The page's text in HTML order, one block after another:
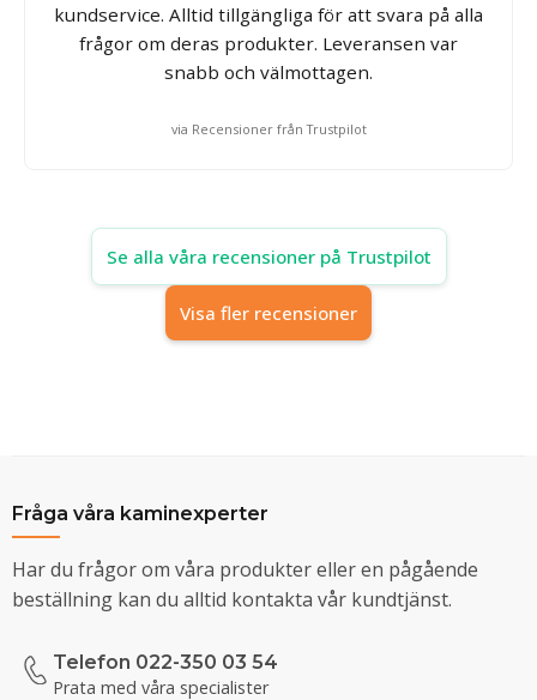
kundservice. Alltid tillgängliga för att svara på alla
frågor om deras produkter. Leveransen var
snabb och välmottagen.
via Recensioner från Trustpilot
Se alla våra recensioner på Trustpilot
Visa fler recensioner
Fråga våra kaminexperter
Har du frågor om våra produkter eller en pågående
beställning kan du alltid kontakta vår kundtjänst.
Telefon 022-350 03 54
Prata med våra specialister